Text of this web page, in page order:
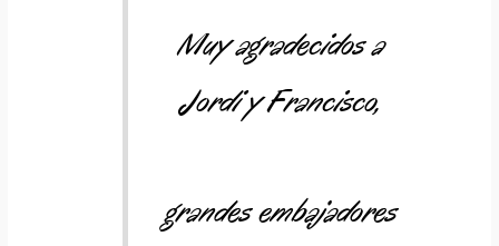
Muy agradecidos a
Jordi y Francisco,
grandes embajadores